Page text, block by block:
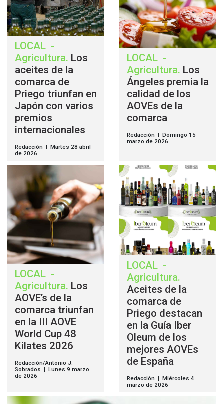
LOCAL -
Agricultura. Los
aceites de la
comarca de
Priego triunfan en
Japón con varios
premios
internacionales
Redacción | Martes 28 abril
de 2026
LOCAL -
Agricultura. Los
Ángeles premia la
calidad de los
AOVEs de la
comarca
Redacción | Domingo 15
marzo de 2026
LOCAL -
Agricultura. Los
AOVE’s de la
comarca triunfan
en la III AOVE
World Cup 48
Kilates 2026
Redacción/Antonio J.
Sobrados | Lunes 9 marzo
de 2026
LOCAL -
Agricultura.
Aceites de la
comarca de
Priego destacan
en la Guía Iber
Oleum de los
mejores AOVEs
de España
Redacción | Miércoles 4
marzo de 2026